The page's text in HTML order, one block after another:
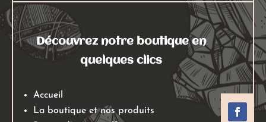
Découvrez notre boutique en
quelques clics
Accueil
La boutique et nos produits